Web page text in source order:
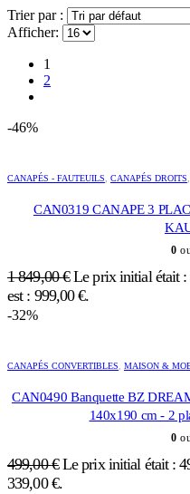
Trier par :
Afficher:
1
2
-46%
CANAPÉS - FAUTEUILS CANAPÉS DROITS
CAN0319 CANAPE 3
0
1 849,00€ Le prix initial était :
est : 999,00 €.
-32%
CANAPÉS CONVERTIBLES MAISON &
CAN0490 Banquette BZ
140x190 cm - 2
0
499,00€ Le prix initial était :
339,00 €.